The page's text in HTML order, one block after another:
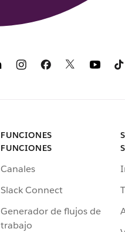
FUNCIONES
FUNCIONES
Canales
Slack Connect
Generador de flujos de
trabajo